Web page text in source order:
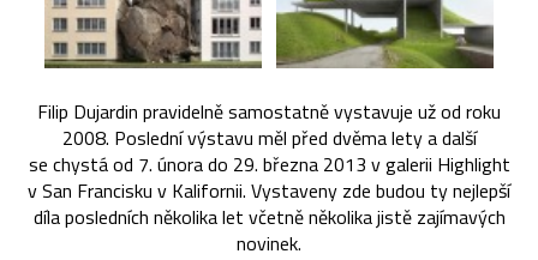
Filip Dujardin pravidelně samostatně vystavuje už od roku
2008. Poslední výstavu měl před dvěma lety a další
se chystá od 7. února do 29. března 2013 v galerii Highlight
v San Francisku v Kalifornii. Vystaveny zde budou ty nejlepší
díla posledních několika let včetně několika jistě zajímavých
novinek.